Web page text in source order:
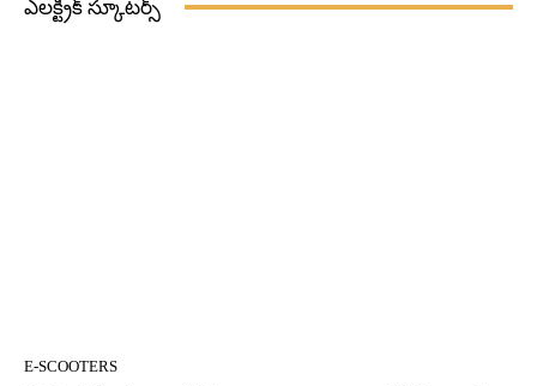
ఎలక్ట్రిక్ స్కూటర్స్
E-SCOOTERS